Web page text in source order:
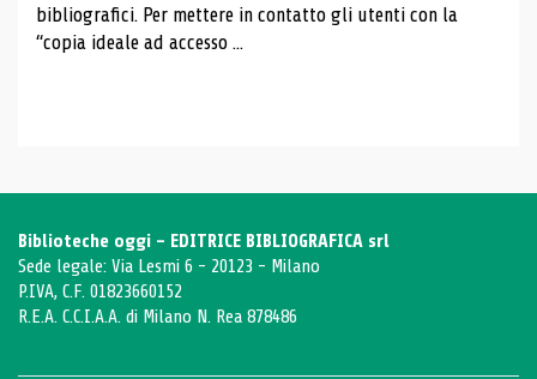
bibliografici. Per mettere in contatto gli utenti con la
“copia ideale ad accesso ...
Biblioteche oggi - EDITRICE BIBLIOGRAFICA srl
Sede legale: Via Lesmi 6 - 20123 - Milano
P.IVA, C.F. 01823660152
R.E.A. C.C.I.A.A. di Milano N. Rea 878486